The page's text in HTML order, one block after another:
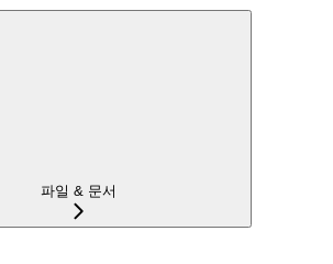
파일 & 문서